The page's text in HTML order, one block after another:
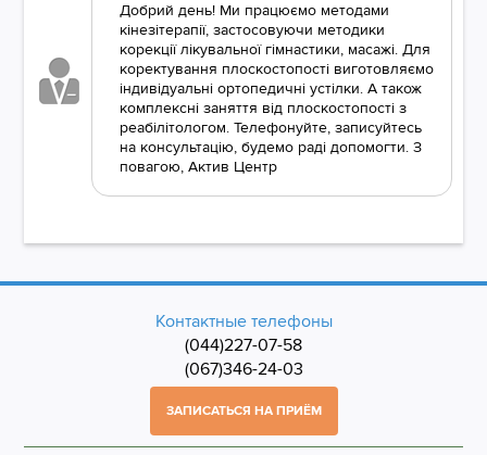
Добрий день! Ми працюємо методами
кінезітерапії, застосовуючи методики
корекції лікувальної гімнастики, масажі. Для
коректування плоскостопості виготовляємо
індивідуальні ортопедичні устілки. А також
комплексні заняття від плоскостопості з
реабілітологом. Телефонуйте, записуйтесь
на консультацію, будемо раді допомогти. З
повагою, Актив Центр
Контактные телефоны
(044)227-07-58
(067)346-24-03
ЗАПИСАТЬСЯ НА ПРИЁМ